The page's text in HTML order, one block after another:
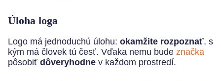
Úloha loga
Logo má jednoduchú úlohu: okamžite rozpoznať, s
kým má človek tú česť. Vďaka nemu bude značka
pôsobiť dôveryhodnev každom prostredí.